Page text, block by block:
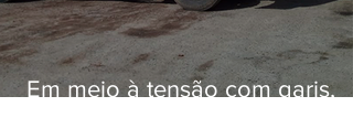
Em meio à tensão com garis,